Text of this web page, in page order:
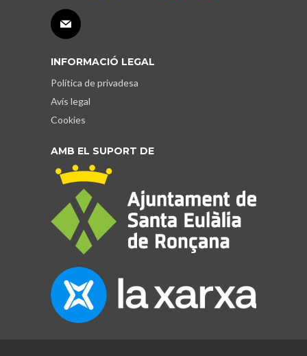
INFORMACIÓ LEGAL
Política de privadesa
Avís legal
Cookies
AMB EL SUPORT DE